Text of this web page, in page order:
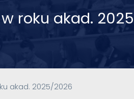
roku akad.
akad. 2025/2026